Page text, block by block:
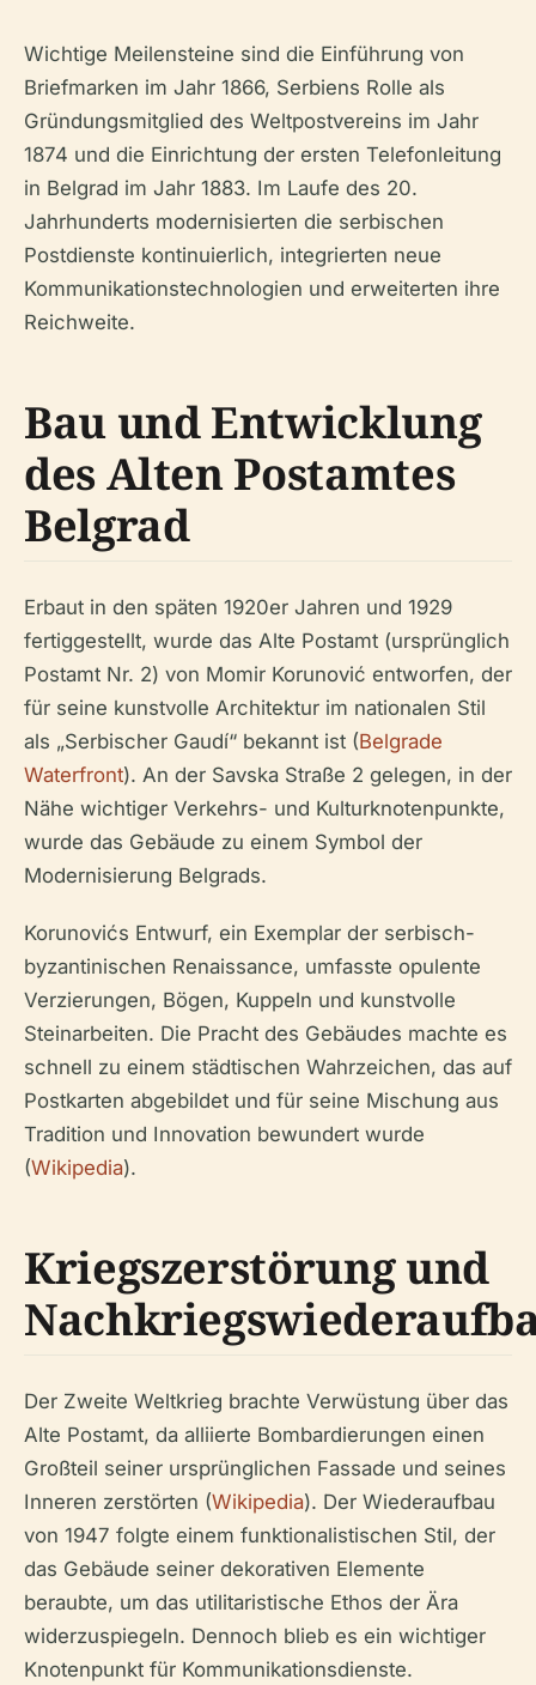
Wichtige Meilensteine sind die Einführung von
Briefmarken im Jahr 1866, Serbiens Rolle als
Gründungsmitglied des Weltpostvereins im Jahr
1874 und die Einrichtung der ersten Telefonleitung
in Belgrad im Jahr 1883. Im Laufe des 20.
Jahrhunderts modernisierten die serbischen
Postdienste kontinuierlich, integrierten neue
Kommunikationstechnologien und erweiterten ihre
Reichweite.
Bau und Entwicklung
des Alten Postamtes
Belgrad
Erbaut in den späten 1920er Jahren und 1929
fertiggestellt, wurde das Alte Postamt (ursprünglich
Postamt Nr. 2) von Momir Korunović entworfen, der
für seine kunstvolle Architektur im nationalen Stil
als „Serbischer Gaudí“ bekannt ist (Belgrade
Waterfront). An der Savska Straße 2 gelegen, in der
Nähe wichtiger Verkehrs- und Kulturknotenpunkte,
wurde das Gebäude zu einem Symbol der
Modernisierung Belgrads.
Korunovićs Entwurf, ein Exemplar der serbisch-
byzantinischen Renaissance, umfasste opulente
Verzierungen, Bögen, Kuppeln und kunstvolle
Steinarbeiten. Die Pracht des Gebäudes machte es
schnell zu einem städtischen Wahrzeichen, das auf
Postkarten abgebildet und für seine Mischung aus
Tradition und Innovation bewundert wurde
(Wikipedia).
Kriegszerstörung und
Der Zweite Weltkrieg brachte Verwüstung über das
Alte Postamt, da alliierte Bombardierungen einen
Großteil seiner ursprünglichen Fassade und seines
Inneren zerstörten (Wikipedia). Der Wiederaufbau
von 1947 folgte einem funktionalistischen Stil, der
das Gebäude seiner dekorativen Elemente
beraubte, um das utilitaristische Ethos der Ära
widerzuspiegeln. Dennoch blieb es ein wichtiger
Knotenpunkt für Kommunikationsdienste.